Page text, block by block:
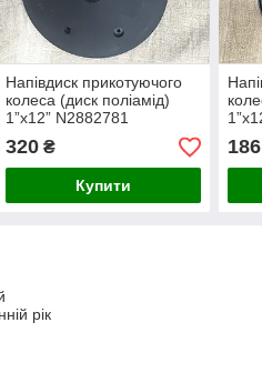
Напівдиск прикотуючого
колеса (диск поліамід)
1”x12” N2882781
320₴
Купити
186
рік